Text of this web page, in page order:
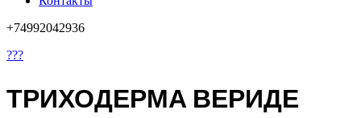
+74992042936
???
ТРИХОДЕРМА ВЕРИДЕ